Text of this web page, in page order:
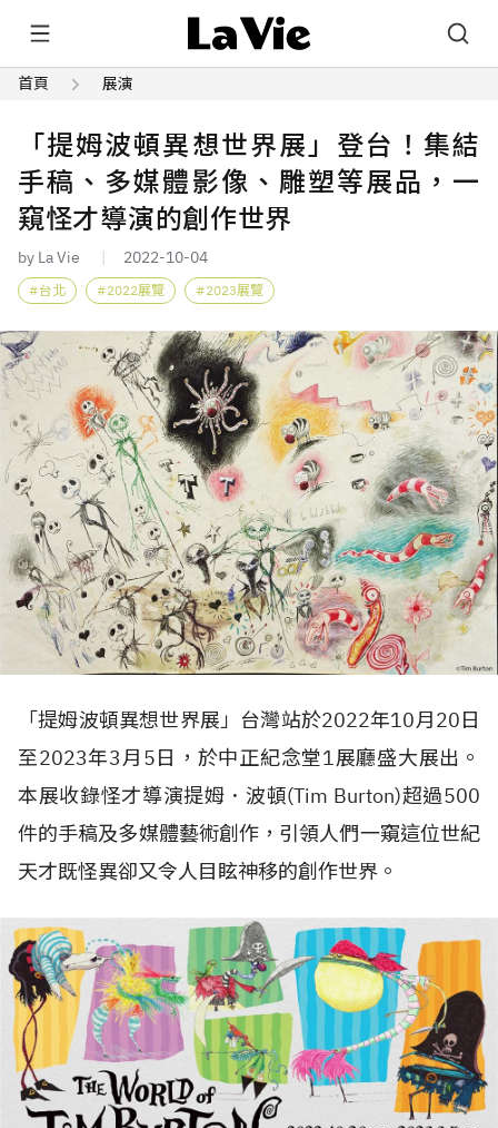
首頁 展演
「提姆波頓異想世界展」登台！集結
手稿、多媒體影像、雕塑等展品，一
窺怪才導演的創作世界
by La Vie 2022-10-04
台北 2022展覽 2023展覽
「提姆波頓異想世界展」台灣站於2022年10月20日
至2023年3月5日，於中正紀念堂1展廳盛大展出。
本展收錄怪才導演提姆．波頓(Tim Burton)超過500
件的手稿及多媒體藝術創作，引領人們一窺這位世紀
天才既怪異卻又令人目眩神移的創作世界。